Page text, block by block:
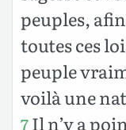
peuples,
toutes ces
peuple
voilà une
7Il n’y a